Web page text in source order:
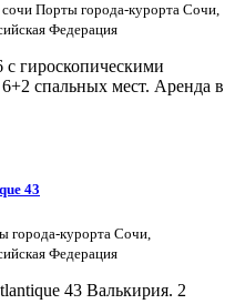
Порты города-курорта Сочи,
Федерация
с гироскопическими
спальных мест. Аренда в
43
города-курорта Сочи,
Федерация
43 Валькирия. 2